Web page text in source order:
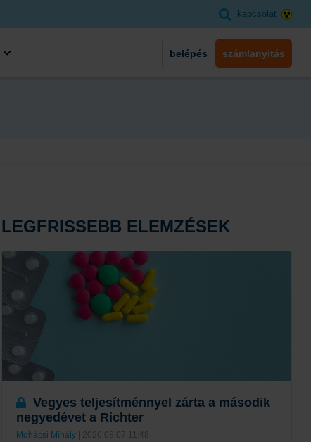
kapcsolat
belépés számlanyitás
LEGFRISSEBB ELEMZÉSEK
Vegyes teljesítménnyel zárta a második
negyedévet a Richter
Mohácsi Mihály | 2026.08.07 11:48